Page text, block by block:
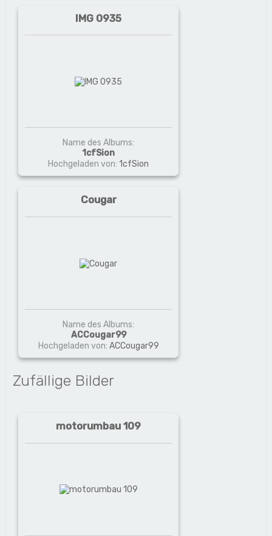
IMG 0935
Name des Albums:
1cfSion
Hochgeladen von:1cfSion
Cougar
Name des Albums:
ACCougar99
Hochgeladen von: ACCougar99
Zufällige Bilder
motorumbau 109